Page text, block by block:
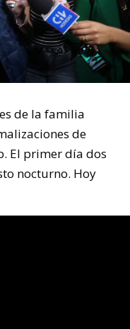
de la familia
de
El primer día dos
nocturno. Hoy